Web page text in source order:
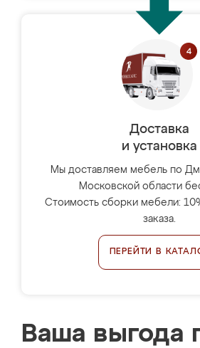
Доставка
и установка
Мы доставляем мебель по
Московской области
Стоимость сборки мебели:
заказа.
ПЕРЕЙТИ В
Ваша выгода